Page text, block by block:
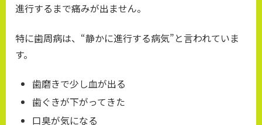
進行するまで痛みが出ません。
特に歯周病は、“静かに進行する病気”と言われていま
す。
歯磨きで少し血が出る
歯ぐきが下がってきた
口臭が気になる